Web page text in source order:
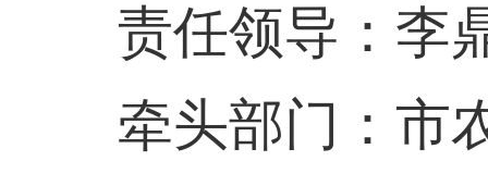
责任领导：李
牵头部门：市